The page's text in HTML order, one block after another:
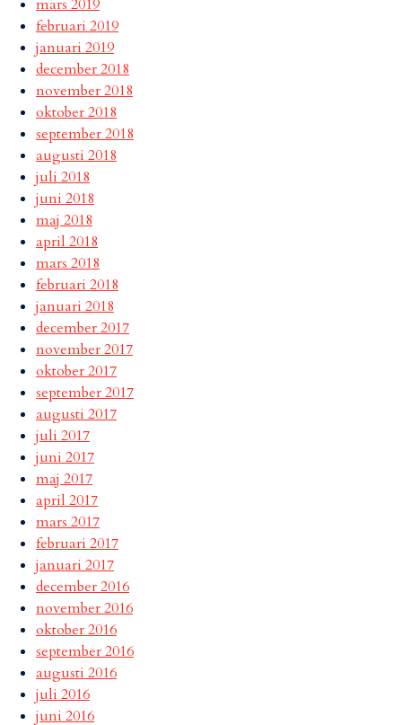
mars 2019
februari 2019
januari 2019
december 2018
november 2018
oktober 2018
september 2018
augusti 2018
juli 2018
juni 2018
maj 2018
april 2018
mars 2018
februari 2018
januari 2018
december 2017
november 2017
oktober 2017
september 2017
augusti 2017
juli 2017
juni 2017
maj 2017
april 2017
mars 2017
februari 2017
januari 2017
december 2016
november 2016
oktober 2016
september 2016
augusti 2016
juli 2016
juni 2016